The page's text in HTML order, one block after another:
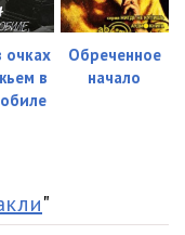
очках
в
Обреченное
начало
"